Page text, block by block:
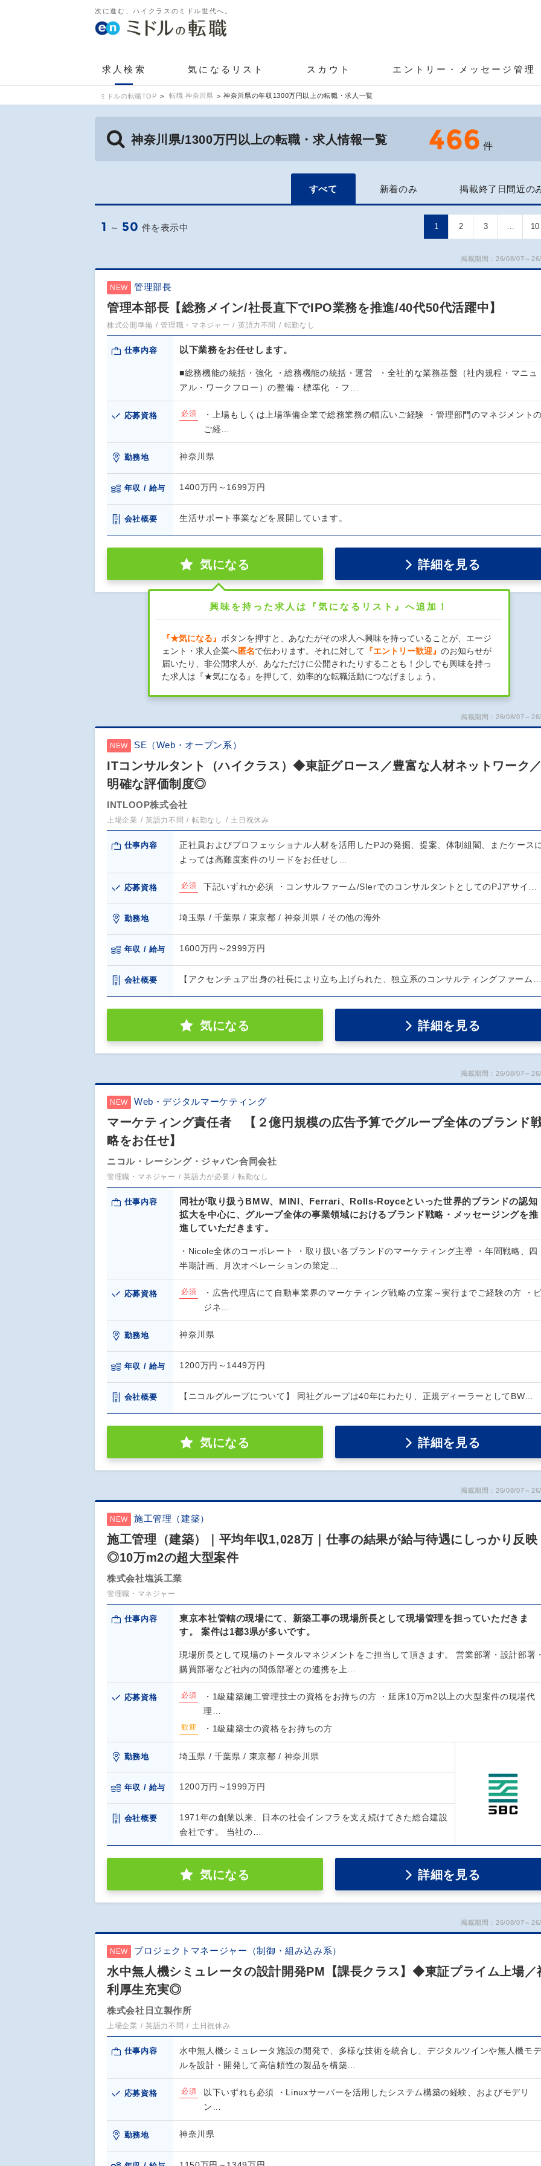
次に進む、ハイクラスのミドル世代へ。
求人検索 気になるリスト スカウト エントリー・メッセージ管理
ミドルの転職TOP 転職 神奈川県 神奈川県の年収1300万円以上の転職・求人一覧
神奈川県/1300万円以上の転職・求人情報一覧 466 件
すべて 新着のみ 掲載終了日間近の
1 ～ 50 件を表示中 1 2 3 … 10
掲載期間：26/08/07～
NEW 管理部長
管理本部長【総務メイン/社長直下でIPO業務を推進/40代50代活躍中】
株式公開準備 管理職・マネジャー 英語力不問 転勤なし
仕事内容 以下業務をお任せします。
■総務機能の統括・強化 ・総務機能の統括・運営 ・全社的な業務基盤（社内規程・マニュ
アル・ワークフロー）の整備・標準化 ・フ…
応募資格 必須
・上場もしくは上場準備企業で総務業務の幅広いご経験 ・管理部門のマネジメント
ご経…
勤務地 神奈川県
年収 / 給与 1400万円～1699万円
会社概要 生活サポート事業などを展開しています。
気になる 詳細を見る
興味を持った求人は『気になるリスト』へ追加！
『★気になる』 ボタンを押すと、あなたがその求人へ興味を持っていることが、エージ
ェント・求人企業へ匿名で伝わります。それに対して 『エントリー歓迎』 のお知らせが
届いたり、非公開求人が、あなただけに公開されたりすることも！少しでも興味を持っ
た求人は『★気になる』を押して、効率的な転職活動につなげましょう。
掲載期間：26/08/07～
NEW SE（Web・オープン系）
ITコンサルタント（ハイクラス）◆東証グロース／豊富な人材ネットワーク
明確な評価制度◎
INTLOOP株式会社
上場企業 英語力不問 転勤なし 土日祝休み
仕事内容
正社員およびプロフェッショナル人材を活用したPJの発掘、提案、体制組閣、またケース
よっては高難度案件のリードをお任せし…
応募資格 必須 下記いずれか必須 ・コンサルファーム/SIerでのコンサルタントとしてのPJアサイ…
勤務地 埼玉県 / 千葉県 / 東京都 / 神奈川県 / その他の海外
年収 / 給与 1600万円～2999万円
会社概要 【アクセンチュア出身の社長により立ち上げられた、独立系のコンサルティングファーム
気になる 詳細を見る
掲載期間：26/08/07～
NEW Web・デジタルマーケティング
マーケティング責任者 【２億円規模の広告予算でグループ全体のブランド
略をお任せ】
ニコル・レーシング・ジャパン合同会社
管理職・マネジャー 英語力が必要 転勤なし
仕事内容
同社が取り扱うBMW、MINI、Ferrari、Rolls-Royceといった世界的ブランドの認知
拡大を中心に、グループ全体の事業領域におけるブランド戦略・メッセージングを推
進していただきます。
・Nicole全体のコーポレート ・取り扱い各ブランドのマーケティング主導 ・年間戦略、四
半期計画、月次オペレーションの策定…
応募資格 必須
・広告代理店にて自動車業界のマーケティング戦略の立案～実行までご経験の方 ・
ジネ…
勤務地 神奈川県
年収 / 給与 1200万円～1449万円
会社概要 【ニコルグループについて】 同社グループは40年にわたり、正規ディーラーとしてBW…
気になる 詳細を見る
掲載期間：26/08/07～
NEW 施工管理（建築）
施工管理（建築）｜平均年収1,028万｜仕事の結果が給与待遇にしっかり反映
◎10万m2の超大型案件
株式会社塩浜工業
管理職・マネジャー
仕事内容
東京本社管轄の現場にて、新築工事の現場所長として現場管理を担っていただきま
す。 案件は1都3県が多いです。
現場所長として現場のトータルマネジメントをご担当して頂きます。 営業部署・設計部署
購買部署など社内の関係部署との連携を上…
応募資格 必須
・1級建築施工管理技士の資格をお持ちの方 ・延床10万m2以上の大型案件の現場代
理…
歓迎 ・1級建築士の資格をお持ちの方
勤務地 埼玉県 / 千葉県 / 東京都 / 神奈川県
年収 / 給与 1200万円～1999万円
会社概要
1971年の創業以来、日本の社会インフラを支え続けてきた総合建設
会社です。 当社の…
気になる 詳細を見る
掲載期間：26/08/07～
NEW プロジェクトマネージャー（制御・組み込み系）
水中無人機シミュレータの設計開発PM【課長クラス】◆東証プライム上場／
利厚生充実◎
株式会社日立製作所
上場企業 英語力不問 土日祝休み
仕事内容
水中無人機シミュレータ施設の開発で、多様な技術を統合し、デジタルツインや無人機モ
ルを設計・開発して高信頼性の製品を構築…
応募資格 必須
以下いずれも必須 ・Linuxサーバーを活用したシステム構築の経験、およびモデリ
ン…
勤務地 神奈川県